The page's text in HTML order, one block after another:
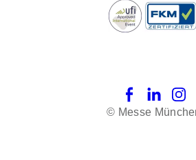
FacebookLinkedIn
© Messe